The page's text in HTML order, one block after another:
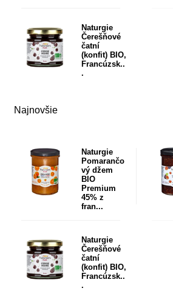
Naturgie
Čerešňové
čatní
(konfit) BIO,
Francúzsk..
.
Najnovšie
Naturgie
Pomarančo
vý džem
BIO
Premium
45% z
fran...
Naturgie
Čerešňové
čatní
(konfit) BIO,
Francúzsk..
.